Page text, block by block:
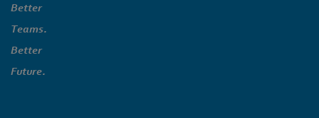
Better
Teams.
Better
Future.